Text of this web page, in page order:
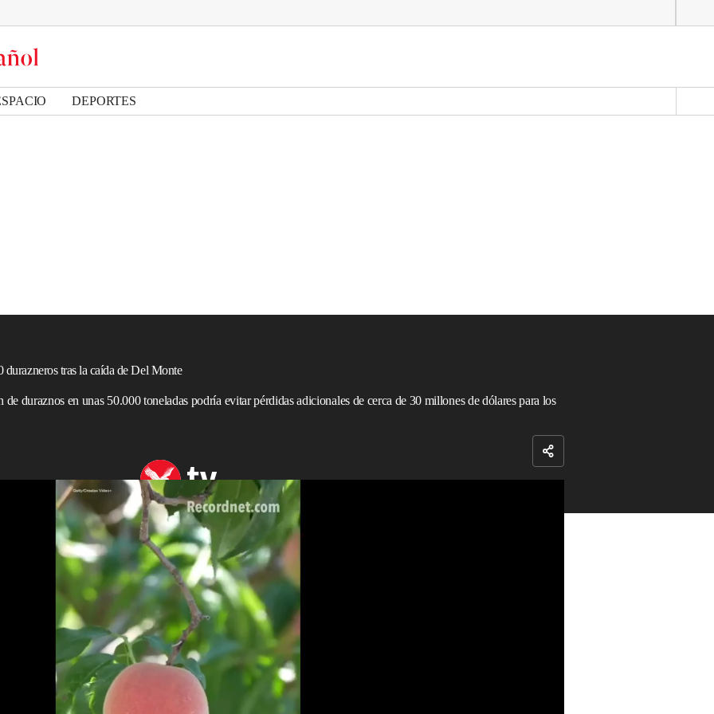
DEPORTES
tras la caída de Del Monte
duraznos en unas 50.000 toneladas podría evitar pérdidas adicionales de cerca de 30 millones de dólares para los
en California
se preparan para destruir cerca de 420.000
de que Del Monte Foods cerrara sus plantas
y verduras, con 139 años de trayectoria, clausuró de
Hughson en abril, tras acogerse al Capítulo 11 de la ley
sin empleo y golpearon con fuerza a los
agricultores
mantenían desde hacía dos décadas con Del Monte y
vender sus cosechas.